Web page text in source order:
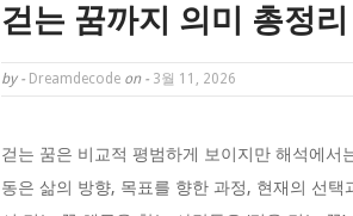
걷는 꿈까지 의미 총정리
by - Dreamdecode on - 3월 11, 2026
걷는 꿈은 비교적 평범하게 보이지만 해석에
동은 삶의 방향, 목표를 향한 과정, 현재의 선